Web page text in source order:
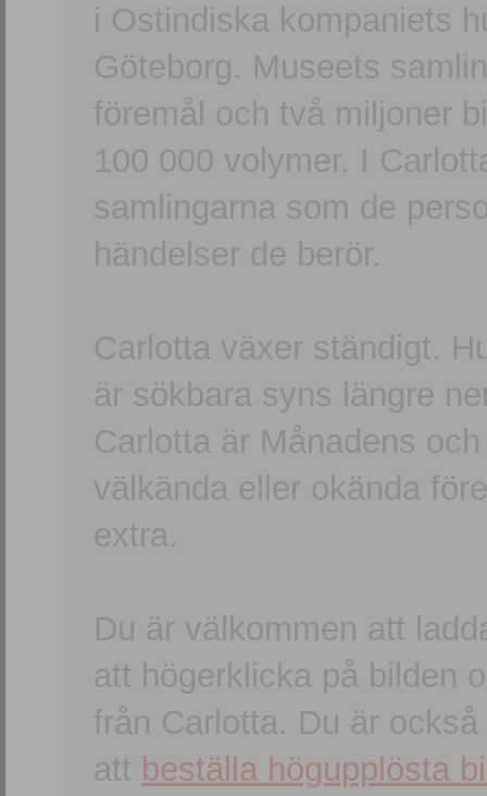
i Ostindiska kompaniets
Göteborg. Museets
föremål och två miljoner
100 000 volymer. I
samlingarna som de
händelser de berör.
Carlotta växer ständigt.
är sökbara syns längre
Carlotta är Månadens
välkända eller okända
extra.
Du är välkommen att
att högerklicka på bilden
från Carlotta. Du är
att beställa högupplösta